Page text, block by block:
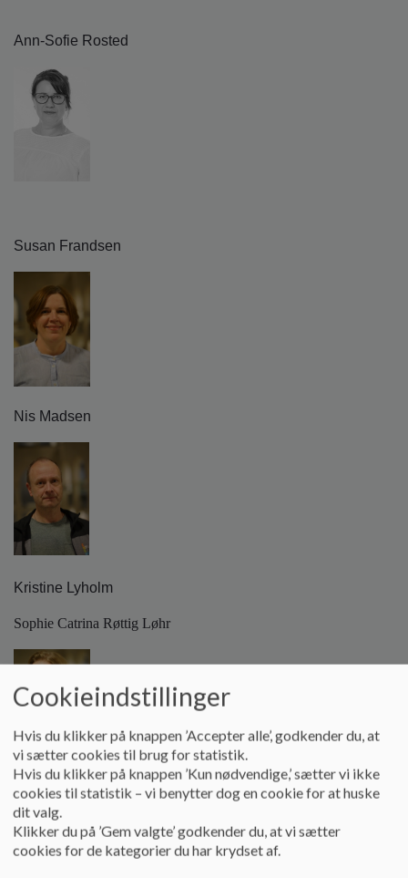
Ann-Sofie Rosted
Susan Frandsen
Nis Madsen
Kristine Lyholm
Sophie Catrina Røttig Løhr
Suppleanter:
1. suppleant:
Cookieindstillinger
Hvis du klikker på knappen ’Accepter alle’, godkender du, at
vi sætter cookies til brug for statistik.
Hvis du klikker på knappen ’Kun nødvendige,’ sætter vi ikke
cookies til statistik – vi benytter dog en cookie for at huske
dit valg.
Klikker du på ’Gem valgte’ godkender du, at vi sætter
cookies for de kategorier du har krydset af.